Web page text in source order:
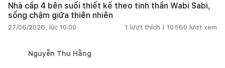
Nhà cấp 4 bên suối thiết kế theo tinh thần Wabi Sabi,
sống chậm giữa thiên nhiên
27/06/2026, lúc 10:00 1 lượt thích | 10.560 lượt xem
Nguyễn Thu Hằng